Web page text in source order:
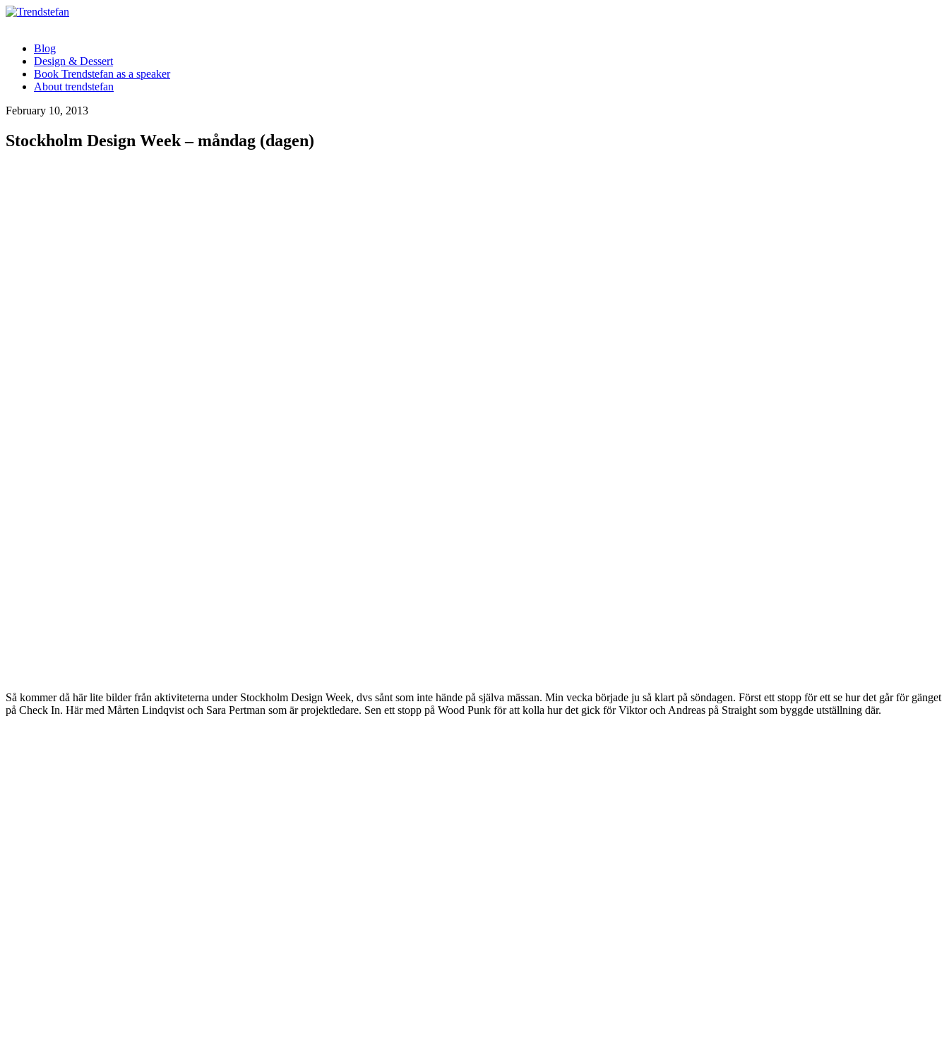
Blog
Design & Dessert
Book Trendstefan as a speaker
About trendstefan
February 10, 2013
Stockholm Design Week – måndag (dagen)
Så kommer då här lite bilder från aktiviteterna under Stockholm Design Week, dvs sånt som inte hände på själva mässan. Min vecka började ju så klart på söndagen. Först ett stopp för ett se hur det går för gänget
på Check In. Här med Mårten Lindqvist och Sara Pertman som är projektledare. Sen ett stopp på Wood Punk för att kolla hur det gick för Viktor och Andreas på Straight som byggde utställning där.